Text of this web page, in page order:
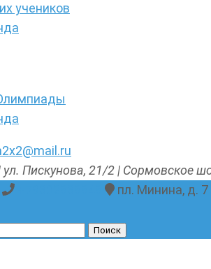
учеников
Пискунова, 21/2 | Сормовское
пл. Минина, д. 7